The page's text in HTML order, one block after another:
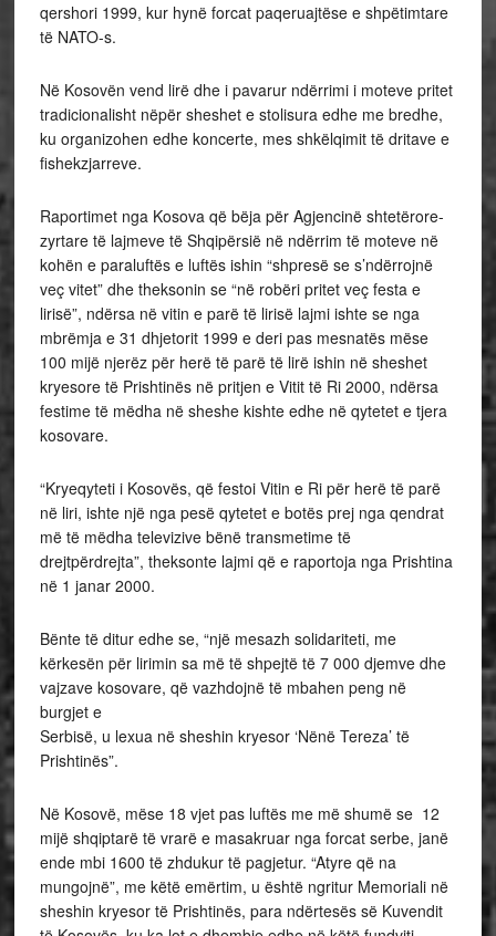
qershori 1999, kur hynë forcat paqeruajtëse e shpëtimtare
të NATO-s.
Në Kosovën vend lirë dhe i pavarur ndërrimi i moteve pritet
tradicionalisht nëpër sheshet e stolisura edhe me bredhe,
ku organizohen edhe koncerte, mes shkëlqimit të dritave e
fishekzjarreve.
Raportimet nga Kosova që bëja për Agjencinë shtetërore-
zyrtare të lajmeve të Shqipërsië në ndërrim të moteve në
kohën e paraluftës e luftës ishin “shpresë se s’ndërrojnë
veç vitet” dhe theksonin se “në robëri pritet veç festa e
lirisë”, ndërsa në vitin e parë të lirisë lajmi ishte se nga
mbrëmja e 31 dhjetorit 1999 e deri pas mesnatës mëse
100 mijë njerëz për herë të parë të lirë ishin në sheshet
kryesore të Prishtinës në pritjen e Vitit të Ri 2000, ndërsa
festime të mëdha në sheshe kishte edhe në qytetet e tjera
kosovare.
“Kryeqyteti iKosovës, që festoi Vitin eRi për herë të parë
në liri, ishte një nga pesë qytetet ebotës prej nga qendrat
më të mëdha televizive bënë transmetime të
drejtpërdrejta”, theksonte lajmi që e raportoja nga Prishtina
në 1 janar 2000.
Bënte të ditur edhe se, “një mesazh solidariteti, me
kërkesën për lirimin sa më të shpejtë të 7 000 djemve dhe
vajzave kosovare, që vazhdojnë të mbahen peng në
burgjet e
Serbisë, u lexua në sheshin kryesor ‘Nënë Tereza’ të
Prishtinës”.
Në Kosovë, mëse 18 vjet pas luftës me më shumë se 12
mijë shqiptarë të vrarë e masakruar nga forcat serbe, janë
ende mbi 1600 të zhdukur të pagjetur. “Atyre që na
mungojnë”, me këtë emërtim, u është ngritur Memoriali në
sheshin kryesor të Prishtinës, para ndërtesës së Kuvendit